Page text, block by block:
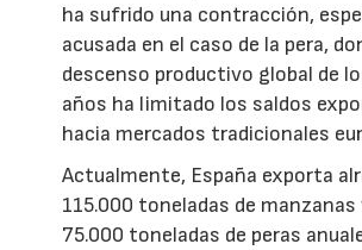
ha sufrido una contracción,
acusada en el caso de la pera,
descenso productivo global de
años ha limitado los saldos
hacia mercados tradicionales
Actualmente, España exporta
115.000 toneladas de manzanas
75.000 toneladas de peras